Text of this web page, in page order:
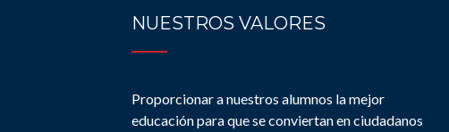
NUESTROS VALORES
Proporcionar a nuestros alumnos la mejor
educación para que se conviertan en ciudadanos